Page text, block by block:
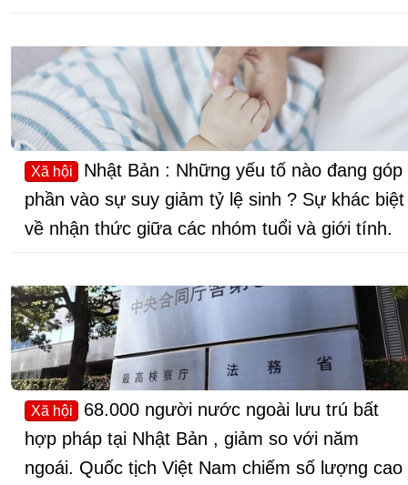
Xã hội
Nhật Bản : Những yếu tố nào đang góp
phần vào sự suy giảm tỷ lệ sinh ? Sự khác biệt
về nhận thức giữa các nhóm tuổi và giới tính.
Xã hội
68.000 người nước ngoài lưu trú bất
hợp pháp tại Nhật Bản , giảm so với năm
ngoái. Quốc tịch Việt Nam chiếm số lượng cao